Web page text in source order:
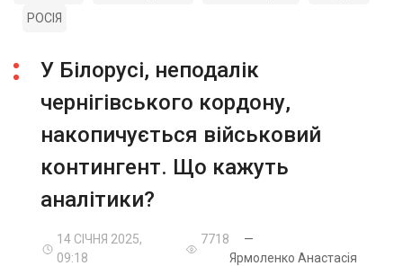
РОСІЯ
У Білорусі, неподалік
чернігівського кордону,
накопичується військовий
контингент. Що кажуть
аналітики?
14 СІЧНЯ 2025,
09:18
7718
—
Ярмоленко Анастасія